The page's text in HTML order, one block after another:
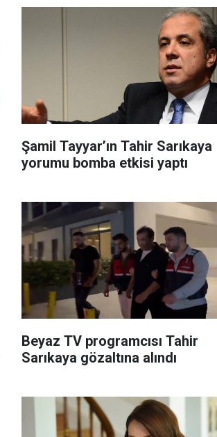
Şamil Tayyar’ın Tahir Sarıkaya
yorumu bomba etkisi yaptı
Beyaz TV programcısı Tahir
Sarıkaya gözaltına alındı